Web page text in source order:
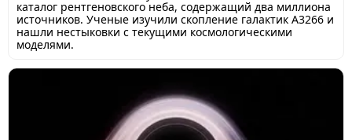
каталог рентгеновского неба, содержащий два миллиона
источников. Ученые изучили скопление галактик A3266 и
нашли нестыковки с текущими космологическими
моделями.